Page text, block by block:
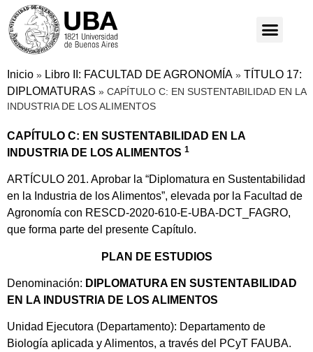
Inicio » Libro II: FACULTAD DE AGRONOMÍA » TÍTULO 17:
DIPLOMATURAS » CAPÍTULO C: EN SUSTENTABILIDAD EN LA
INDUSTRIA DE LOS ALIMENTOS
CAPÍTULO C: EN SUSTENTABILIDAD EN LA
INDUSTRIA DE LOS ALIMENTOS 1
ARTÍCULO 201. Aprobar la “Diplomatura en Sustentabilidad
en la Industria de los Alimentos”, elevada por la Facultad de
Agronomía con RESCD-2020-610-E-UBA-DCT_FAGRO,
que forma parte del presente Capítulo.
PLAN DE ESTUDIOS
Denominación: DIPLOMATURA EN SUSTENTABILIDAD
EN LA INDUSTRIA DE LOS ALIMENTOS
Unidad Ejecutora (Departamento): Departamento de
Biología aplicada y Alimentos, a través del PCyT FAUBA.